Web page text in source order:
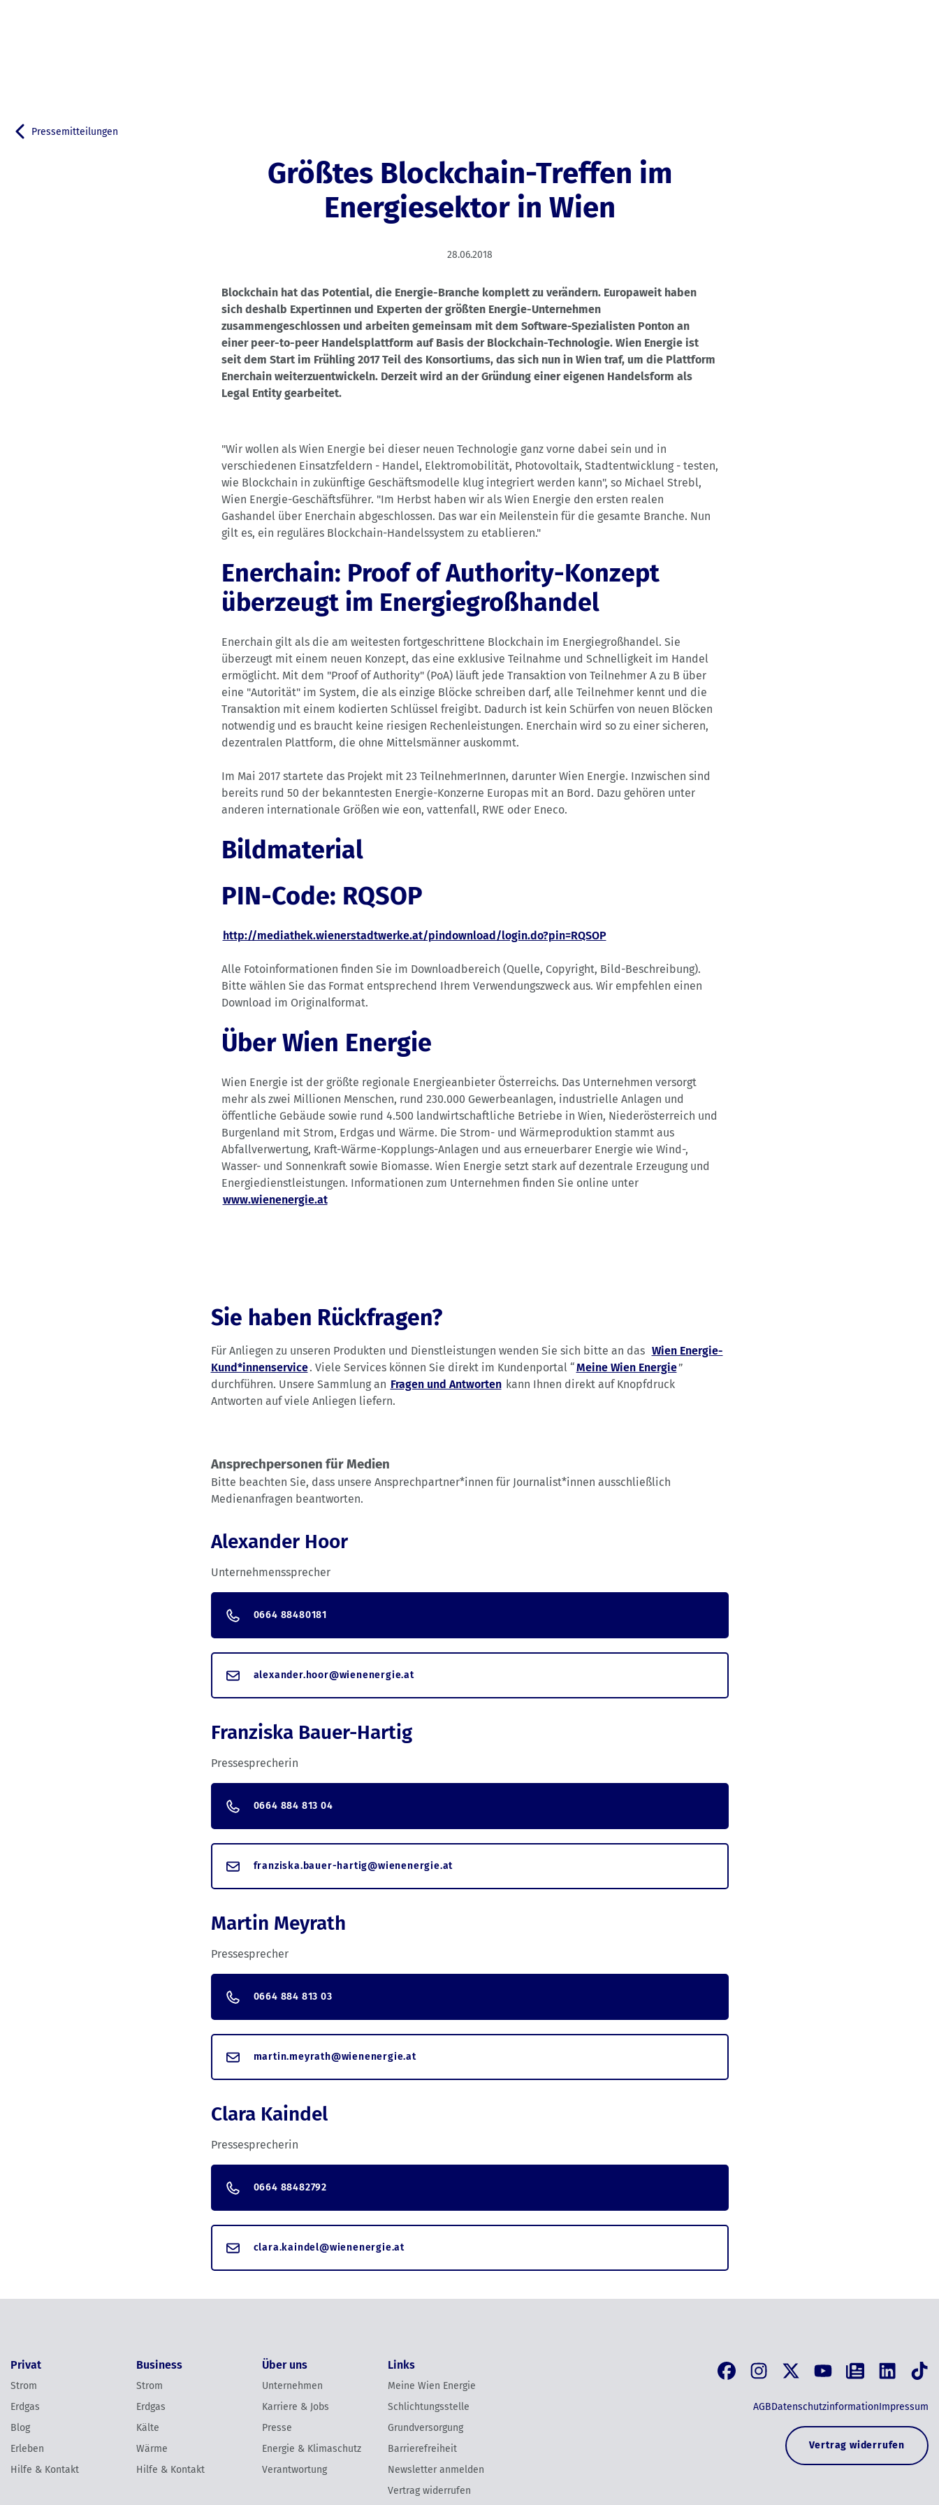
Zurück zu
Pressemitteilungen
Größtes Blockchain-Treffen im
Energiesektor in Wien
28.06.2018
Blockchain hat das Potential, die Energie-Branche komplett zu verändern. Europaweit haben
sich deshalb Expertinnen und Experten der größten Energie-Unternehmen
zusammengeschlossen und arbeiten gemeinsam mit dem Software-Spezialisten Ponton an
einer peer-to-peer Handelsplattform auf Basis der Blockchain-Technologie. Wien Energie ist
seit dem Start im Frühling 2017 Teil des Konsortiums, das sich nun in Wien traf, um die Plattform
Enerchain weiterzuentwickeln. Derzeit wird an der Gründung einer eigenen Handelsform als
Legal Entity gearbeitet.
"Wir wollen als Wien Energie bei dieser neuen Technologie ganz vorne dabei sein und in
verschiedenen Einsatzfeldern - Handel, Elektromobilität, Photovoltaik, Stadtentwicklung - testen,
wie Blockchain in zukünftige Geschäftsmodelle klug integriert werden kann", so Michael Strebl,
Wien Energie-Geschäftsführer. "Im Herbst haben wir als Wien Energie den ersten realen
Gashandel über Enerchain abgeschlossen. Das war ein Meilenstein für die gesamte Branche. Nun
gilt es, ein reguläres Blockchain-Handelssystem zu etablieren."
Enerchain: Proof of Authority-Konzept
überzeugt im Energiegroßhandel
Enerchain gilt als die am weitesten fortgeschrittene Blockchain im Energiegroßhandel. Sie
überzeugt mit einem neuen Konzept, das eine exklusive Teilnahme und Schnelligkeit im Handel
ermöglicht. Mit dem "Proof of Authority" (PoA) läuft jede Transaktion von Teilnehmer A zu B über
eine "Autorität" im System, die als einzige Blöcke schreiben darf, alle Teilnehmer kennt und die
Transaktion mit einem kodierten Schlüssel freigibt. Dadurch ist kein Schürfen von neuen Blöcken
notwendig und es braucht keine riesigen Rechenleistungen. Enerchain wird so zu einer sicheren,
dezentralen Plattform, die ohne Mittelsmänner auskommt.
Im Mai 2017 startete das Projekt mit 23 TeilnehmerInnen, darunter Wien Energie. Inzwischen sind
bereits rund 50 der bekanntesten Energie-Konzerne Europas mit an Bord. Dazu gehören unter
anderen internationale Größen wie eon, vattenfall, RWE oder Eneco.
Bildmaterial
PIN-Code: RQSOP
http://mediathek.wienerstadtwerke.at/pindownload/login.do?pin=RQSOP
Alle Fotoinformationen finden Sie im Downloadbereich (Quelle, Copyright, Bild-Beschreibung).
Bitte wählen Sie das Format entsprechend Ihrem Verwendungszweck aus. Wir empfehlen einen
Download im Originalformat.
Über Wien Energie
Wien Energie ist der größte regionale Energieanbieter Österreichs. Das Unternehmen versorgt
mehr als zwei Millionen Menschen, rund 230.000 Gewerbeanlagen, industrielle Anlagen und
öffentliche Gebäude sowie rund 4.500 landwirtschaftliche Betriebe in Wien, Niederösterreich und
Burgenland mit Strom, Erdgas und Wärme. Die Strom- und Wärmeproduktion stammt aus
Abfallverwertung, Kraft-Wärme-Kopplungs-Anlagen und aus erneuerbarer Energie wie Wind-,
Wasser- und Sonnenkraft sowie Biomasse. Wien Energie setzt stark auf dezentrale Erzeugung und
Energiedienstleistungen. Informationen zum Unternehmen finden Sie online unter
www.wienenergie.at
Sie haben Rückfragen?
Für Anliegen zu unseren Produkten und Dienstleistungen wenden Sie sich bitte an das Wien Energie-
Kund*innenservice. Viele Services können Sie direkt im Kundenportal “Meine Wien Energie”
durchführen. Unsere Sammlung an Fragen und Antworten kann Ihnen direkt auf Knopfdruck
Antworten auf viele Anliegen liefern.
Ansprechpersonen für Medien
Bitte beachten Sie, dass unsere Ansprechpartner*innen für Journalist*innen ausschließlich
Medienanfragen beantworten.
Alexander Hoor
Unternehmenssprecher
0664 88480181
alexander.hoor@wienenergie.at
Franziska Bauer-Hartig
Pressesprecherin
0664 884 813 04
franziska.bauer-hartig@wienenergie.at
Martin Meyrath
Pressesprecher
0664 884 813 03
martin.meyrath@wienenergie.at
Clara Kaindel
Pressesprecherin
0664 88482792
clara.kaindel@wienenergie.at
Privat
Strom
Erdgas
Blog
Erleben
Hilfe & Kontakt
Business
Strom
Erdgas
Kälte
Wärme
Hilfe & Kontakt
Über uns
Unternehmen
Karriere & Jobs
Presse
Energie & Klimaschutz
Verantwortung
Links
Meine Wien Energie
Schlichtungsstelle
Grundversorgung
Barrierefreiheit
Newsletter anmelden
Vertrag widerrufen
AGBDatenschutzinformationImpressum
Vertrag widerrufen